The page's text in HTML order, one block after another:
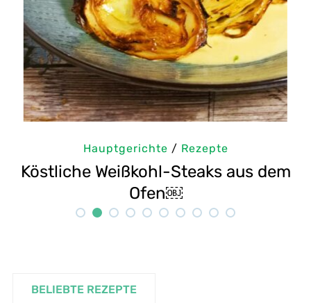
Hauptgerichte /Rezepte
Selbstgemachte Tahini: Sesampaste
Rezept
BELIEBTE REZEPTE